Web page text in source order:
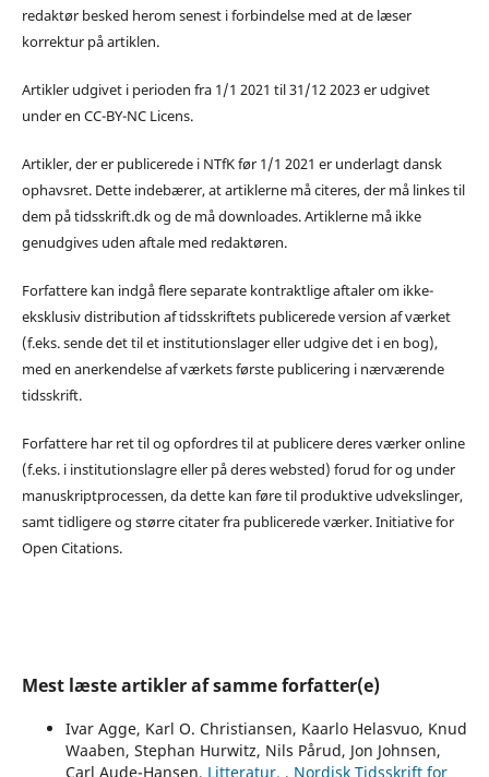
redaktør besked herom senest i forbindelse med at de læser
korrektur på artiklen.
Artikler udgivet i perioden fra 1/1 2021 til 31/12 2023 er udgivet
under en CC-BY-NC Licens.
Artikler, der er publicerede i NTfK før 1/1 2021 er underlagt dansk
ophavsret. Dette indebærer, at artiklerne må citeres, der må linkes til
dem på tidsskrift.dk og de må downloades. Artiklerne må ikke
genudgives uden aftale med redaktøren.
Forfattere kan indgå flere separate kontraktlige aftaler om ikke-
eksklusiv distribution af tidsskriftets publicerede version af værket
(f.eks. sende det til et institutionslager eller udgive det i en bog),
med en anerkendelse af værkets første publicering i nærværende
tidsskrift.
Forfattere har ret til og opfordres til at publicere deres værker online
(f.eks. i institutionslagre eller på deres websted) forud for og under
manuskriptprocessen, da dette kan føre til produktive udvekslinger,
samt tidligere og større citater fra publicerede værker. Initiative for
Open Citations.
Mest læste artikler af samme forfatter(e)
Ivar Agge, Karl O. Christiansen, Kaarlo Helasvuo, Knud
Waaben, Stephan Hurwitz, Nils Pårud, Jon Johnsen,
Carl Aude-Hansen, Litteratur. , Nordisk Tidsskrift for